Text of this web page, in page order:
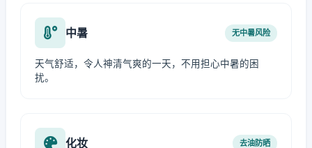
中暑 无中暑风险
天气舒适，令人神清气爽的一天，不用担心中暑的困
扰。
化妆 去油防晒